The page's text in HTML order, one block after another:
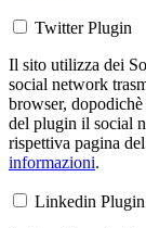
Twitter Plugin
Il sito utilizza dei
social network
browser,
del plugin il social
rispettiva pagina
informazioni.
Linkedin Plugin